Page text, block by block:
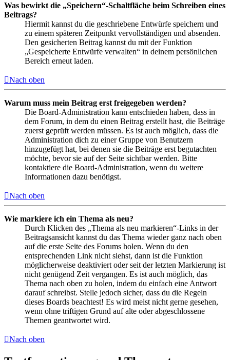
Was bewirkt die „Speichern“-Schaltfläche beim Schreiben eines
Beitrags?
Hiermit kannst du die geschriebene Entwürfe speichern und
zu einem späteren Zeitpunkt vervollständigen und absenden.
Den gesicherten Beitrag kannst du mit der Funktion
„Gespeicherte Entwürfe verwalten“ in deinem persönlichen
Bereich erneut laden.
Nach oben
Warum muss mein Beitrag erst freigegeben werden?
Die Board-Administration kann entschieden haben, dass in
dem Forum, in dem du einen Beitrag erstellt hast, die Beiträge
zuerst geprüft werden müssen. Es ist auch möglich, dass die
Administration dich zu einer Gruppe von Benutzern
hinzugefügt hat, bei denen sie die Beiträge erst begutachten
möchte, bevor sie auf der Seite sichtbar werden. Bitte
kontaktiere die Board-Administration, wenn du weitere
Informationen dazu benötigst.
Nach oben
Wie markiere ich ein Thema als neu?
Durch Klicken des „Thema als neu markieren“-Links in der
Beitragsansicht kannst du das Thema wieder ganz nach oben
auf die erste Seite des Forums holen. Wenn du den
entsprechenden Link nicht siehst, dann ist die Funktion
möglicherweise deaktiviert oder seit der letzten Markierung ist
nicht genügend Zeit vergangen. Es ist auch möglich, das
Thema nach oben zu holen, indem du einfach eine Antwort
darauf schreibst. Stelle jedoch sicher, dass du die Regeln
dieses Boards beachtest! Es wird meist nicht gerne gesehen,
wenn ohne triftigen Grund auf alte oder abgeschlossene
Themen geantwortet wird.
Nach oben